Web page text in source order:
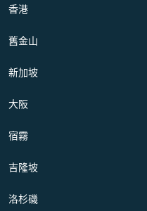
香港
舊金山
新加坡
大阪
宿霧
吉隆坡
洛杉磯